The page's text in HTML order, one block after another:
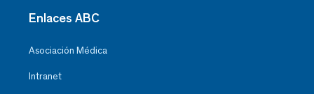
Enlaces ABC
Asociación Médica
Intranet